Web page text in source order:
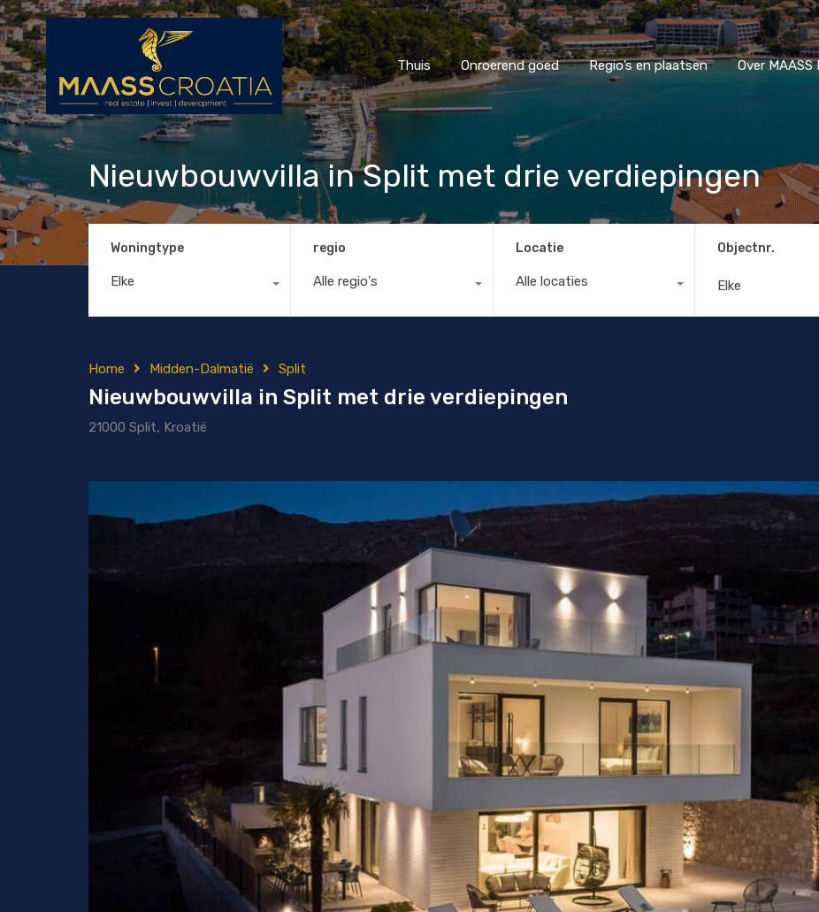
Thuis Onroerend goed Regio’s en plaatsen Over
Thuis Onroerend goed Regio’s en plaatsen Over MAASS
Nieuwbouwvilla in Split met drie verdiepingen
Woningtype
Elke
regio
Alle regio's
Locatie
Alle locaties
Objectnr.
Home Midden-Dalmatië Split
Nieuwbouwvilla in Split met drie verdiepingen
21000 Split, Kroatië